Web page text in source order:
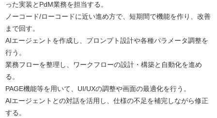
った実装とPdM業務を担当する。
ノーコード/ローコードに近い進め方で、短期間で機能を作り、改善
まで回す。
AIエージェントを作成し、プロンプト設計や各種パラメータ調整を
行う。
業務フローを整理し、ワークフローの設計・構築と自動化を進め
る。
PAGE機能等を用いて、UI/UXの調整や画面の最適化を行う。
AIエージェントとの対話を活用し、仕様の不足を補完しながら修正
する。